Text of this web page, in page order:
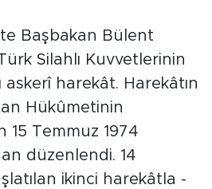
Başbakan Bülent
Silahlı Kuvvetlerinin
askerî harekât. Harekâtın
Hükûmetinin
15 Temmuz 1974
düzenlendi. 14
ikinci harekâtla -